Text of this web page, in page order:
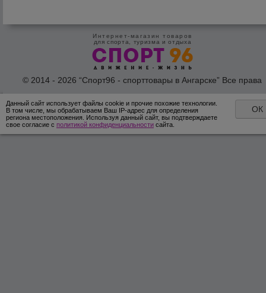
Интернет-магазин товаров
для спорта, туризма и отдыха
© 2014 - 2026 “Спорт96 - спорттовары в Ангарске” Все права
Данный сайт использует файлы cookie и прочие похожие технологии.
В том числе, мы обрабатываем Ваш IP-адрес для определения
региона местоположения. Используя данный сайт, вы подтверждаете
свое согласие с политикой конфиденциальности сайта.
ОК